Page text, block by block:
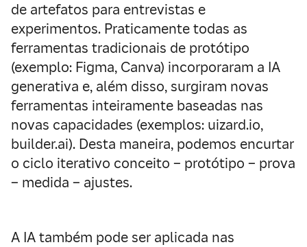
de artefatos para entrevistas e
experimentos. Praticamente todas as
ferramentas tradicionais de protótipo
(exemplo: Figma, Canva) incorporaram a IA
generativa e, além disso, surgiram novas
ferramentas inteiramente baseadas nas
novas capacidades (exemplos: uizard.io,
builder.ai). Desta maneira, podemos encurtar
o ciclo iterativo conceito – protótipo – prova
– medida – ajustes.
A IA também pode ser aplicada nas